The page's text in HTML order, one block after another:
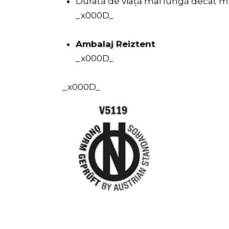
_x000D_
Ambalaj Reiztent
_x000D_
_x000D_